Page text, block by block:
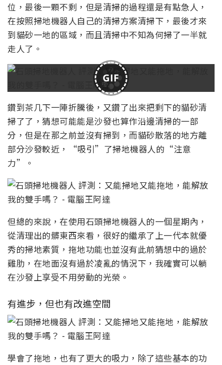
位，最後一顆不剩，但是清掃的過程還是有點急人，
在按照掃地機器人自己的清掃方案清掃下，最後才來
到貓砂一地的區域，而且清掃中不知為何掃了一半就
走人了。
GIF
鑽到茶几下一陣折騰後，又鑽了出來把剩下的貓砂清
掃了了，猜想可能能是沙發也算作沿邊清掃的一部
分，但是在那之前並沒有掃到，而貓砂散落的地方離
部分沙發較近，“吸引”了掃地機器人的“注意
力”。
但總的來說，在使用石頭掃地機器人的一個星期內，
從清理出的髒東西來看，很好的繼承了上一代本就優
秀的掃地素質，拖地功能也並沒有此前猜想中的過於
雞肋，在地面沒有過於凌亂的情況下，我確實可以躺
在沙發上享受不用勞動的光榮。
有進步，但也有改進空間
學會了拖地，也有了更大的吸力，除了這些基本的功